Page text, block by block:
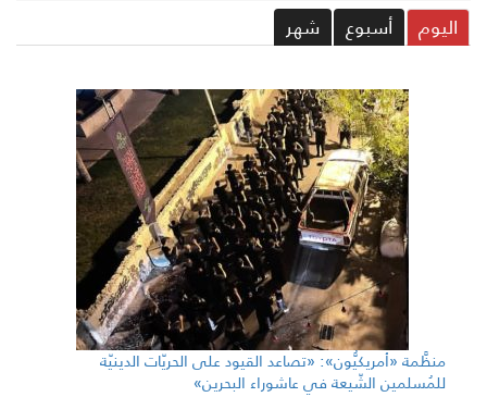
أسبوع شهر
منظَّمة «أمريكيُّون»: «تصاعد القيود على الحريّات الدينيّة
للمُسلمين الشّيعة في عاشوراء البحرين»